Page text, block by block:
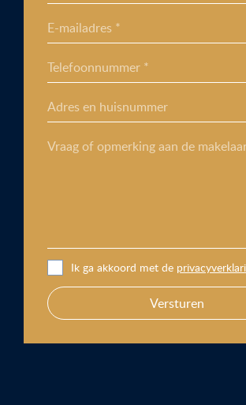
E-mailadres *
Telefoonnummer *
Adres en huisnummer
Vraag of opmerking aan de
Ik ga akkoord met de
Versturen